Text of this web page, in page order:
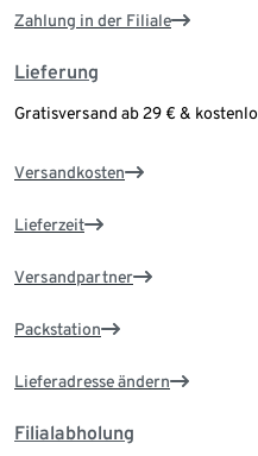
Zahlung in der Filiale
Lieferung
Gratisversand ab 29 € &
Versandkosten
Lieferzeit
Versandpartner
Packstation
Lieferadresse ändern
Filialabholung